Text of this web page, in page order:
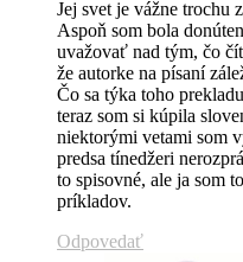
Jej svet je vážne trochu
Aspoň som bola
uvažovať nad tým, čo
že autorke na písaní
Čo sa týka toho
teraz som si kúpila
niektorými vetami som
predsa tínedžeri
to spisovné, ale ja som
príkladov.
Odpovedať